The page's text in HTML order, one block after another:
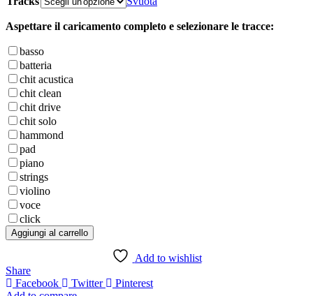
€5,00.€3,50.
Aspettare il caricamento completo e selezionare le tracce:
basso
batteria
chit acustica
chit clean
chit drive
chit solo
hammond
pad
piano
strings
violino
voce
click
Con
voi
Retour
2014)
Tracce
Aggiungi al carrello
Add to wishlist
Share
Facebook
Twitter
Pinterest